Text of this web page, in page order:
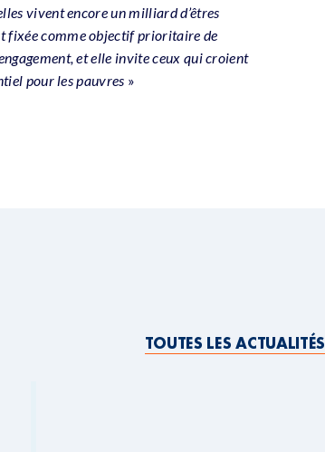
vivent encore un milliard d’êtres
fixée comme objectif prioritaire de
et elle invite ceux qui croient
pour les pauvres »
TOUTES LES ACTUALITÉS